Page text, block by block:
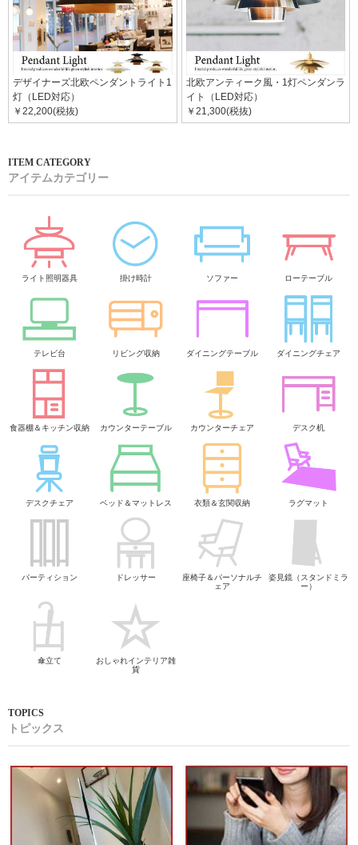
デザイナーズ北欧ペンダントライト1
灯（LED対応）
￥22,200(税抜)
北欧アンティーク風・1灯ペンダンラ
イト（LED対応）
￥21,300(税抜)
アイテムカテゴリー
ライト照明器具 掛け時計 ソファー ローテーブル
テレビ台 リビング収納 ダイニングテーブル ダイニングチェア
食器棚＆キッチン収納 カウンターテーブル カウンターチェア デスク机
デスクチェア ベッド＆マットレス 衣類＆玄関収納 ラグマット
パーティション ドレッサー
座椅子＆パーソナルチ
ェア
姿見鏡（スタンドミラ
ー）
傘立て
おしゃれインテリア雑
貨
トピックス